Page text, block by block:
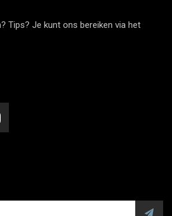
Tips? Je kunt ons bereiken via het